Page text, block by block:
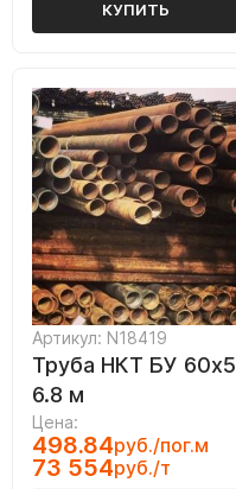
КУПИТЬ
Артикул: N18419
Труба НКТ БУ 60х5
6.8 м
Цена:
498.84руб./пог.м
73 554руб./т